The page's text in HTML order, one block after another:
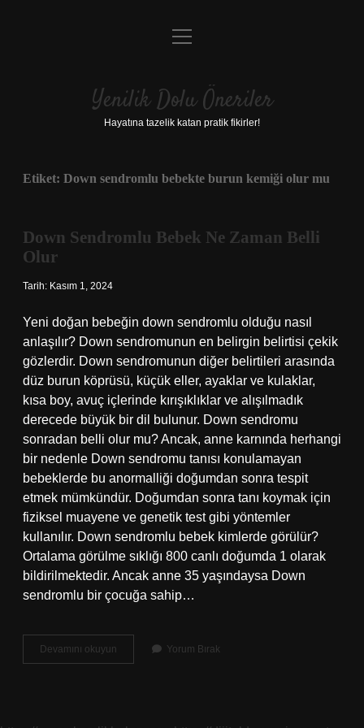
Anasayfa
Yasal Uyarı
menüyü
Yenilik Dolu Öneriler
Hayatına tazelik katan pratik fikirler!
Etiket: Down sendromlu bebekte burun kemiği olur mu
Down Sendromlu Bebek Ne Zaman Belli
Olur
Tarih: Kasım 1, 2024
Yeni doğan bebeğin down sendromlu olduğu nasıl
anlaşılır? Down sendromunun en belirgin belirtisi çekik
gözlerdir. Down sendromunun diğer belirtileri arasında
düz burun köprüsü, küçük eller, ayaklar ve kulaklar,
kısa boy, avuç içlerinde kırışıklıklar ve alışılmadık
derecede büyük bir dil bulunur. Down sendromu
sonradan belli olur mu? Ancak, anne karnında herhangi
bir nedenle Down sendromu tanısı konulamayan
bebeklerde bu anormalliği doğumdan sonra tespit
etmek mümkündür. Doğumdan sonra tanı koymak için
fiziksel muayene ve genetik test gibi yöntemler
kullanılır. Down sendromlu bebek kimlerde görülür?
Ortalama görülme sıklığı 800 canlı doğumda 1 olarak
bildirilmektedir. Ancak anne 35 yaşındaysa Down
sendromlu bir çocuğa sahip…
Devamını okuyun
Sendromlu
Yorum Bırak